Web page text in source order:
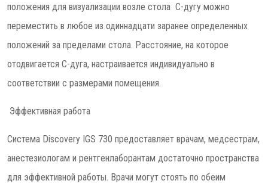
положения для визуализации возле стола C-дугу можно
переместить в любое из одиннадцати заранее определенных
положений за пределами стола. Расстояние, на которое
отодвигается C-дуга, настраивается индивидуально в
соответствии с размерами помещения.
Эффективная работа
Система Discovery IGS 730 предоставляет врачам, медсестрам,
анестезиологам и рентгенлаборантам достаточно пространства
для эффективной работы. Врачи могут стоять по обеим